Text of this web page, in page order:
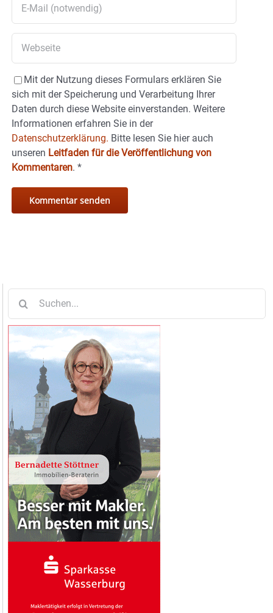
Mit der Nutzung dieses Formulars erklären Sie
sich mit der Speicherung und Verarbeitung Ihrer
Daten durch diese Website einverstanden. Weitere
Informationen erfahren Sie in der
Datenschutzerklärung. Bitte lesen Sie hier auch
unseren Leitfaden für die Veröffentlichung von
Kommentaren. *
nach: